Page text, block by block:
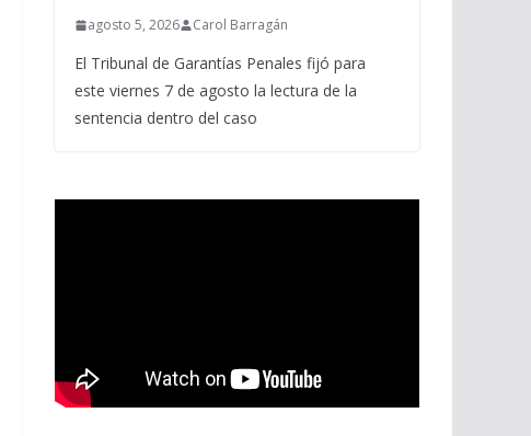
agosto 5, 2026 Carol Barragán
El Tribunal de Garantías Penales fijó para
este viernes 7 de agosto la lectura de la
sentencia dentro del caso